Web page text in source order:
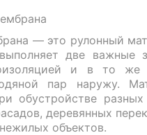
— это рулонный
две важные
и в то же
пар наружу.
обустройстве
деревянных
объектов.